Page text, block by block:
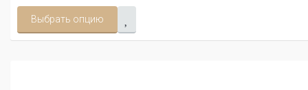
Выбрать опцию